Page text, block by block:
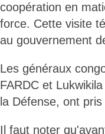
coopération en
force. Cette visite
au gouvernement
Les généraux
FARDC et
la Défense, ont
Il faut noter